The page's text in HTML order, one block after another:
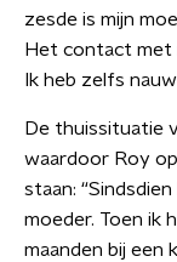
zesde is mijn
Het contact met
Ik heb zelfs
De thuissituatie
waardoor Roy
staan:
moeder. Toen ik
maanden bij een